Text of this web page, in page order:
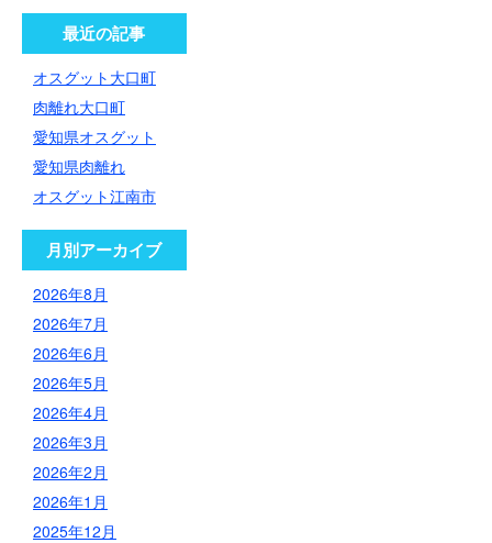
最近の記事
オスグット大口町
肉離れ大口町
愛知県オスグット
愛知県肉離れ
オスグット江南市
月別アーカイブ
2026年8月
2026年7月
2026年6月
2026年5月
2026年4月
2026年3月
2026年2月
2026年1月
2025年12月